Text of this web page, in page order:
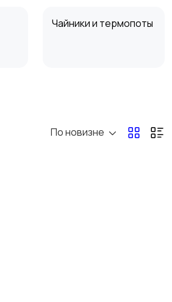
Чайники и термопоты
По новизне